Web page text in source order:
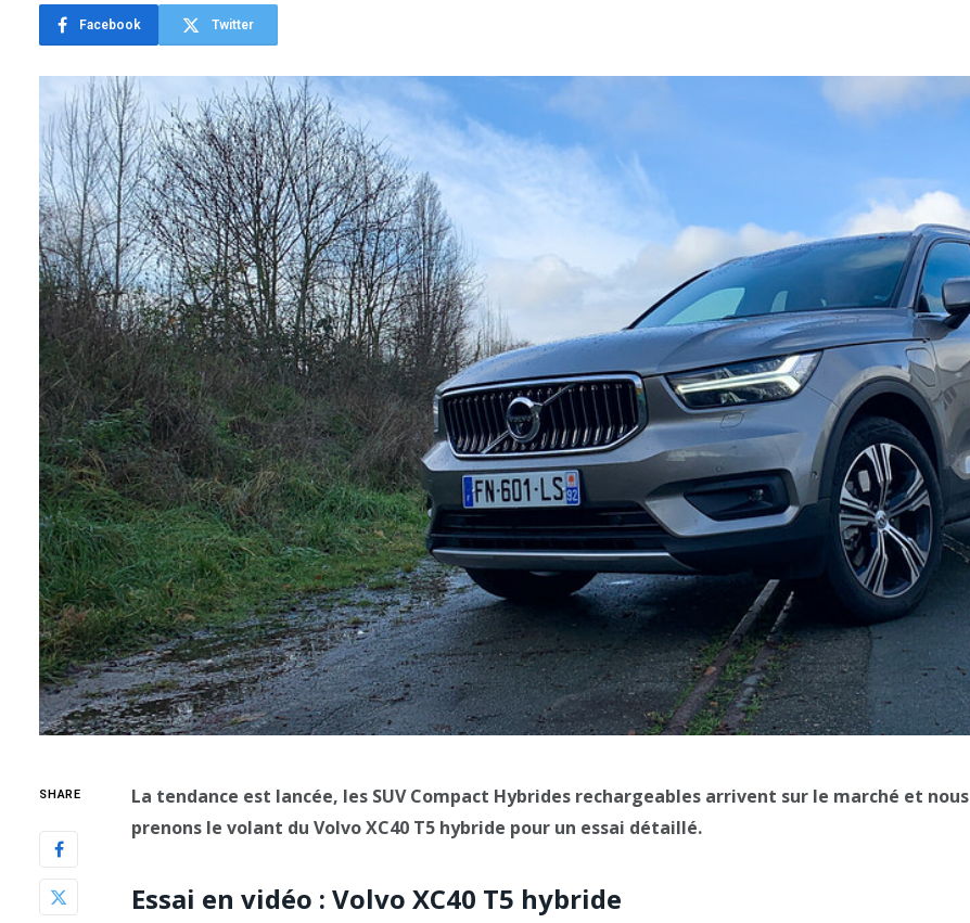
Facebook Twitter
SHARE
La tendance est lancée, les SUV Compact Hybrides rechargeables arrivent sur le marché et nous
prenons le volant du Volvo XC40 T5 hybride pour un essai détaillé.
Essai en vidéo : Volvo XC40 T5 hybride